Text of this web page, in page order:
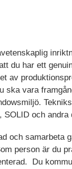
du har ett
av
ska vara
och
och samarbeta
person är du
Du